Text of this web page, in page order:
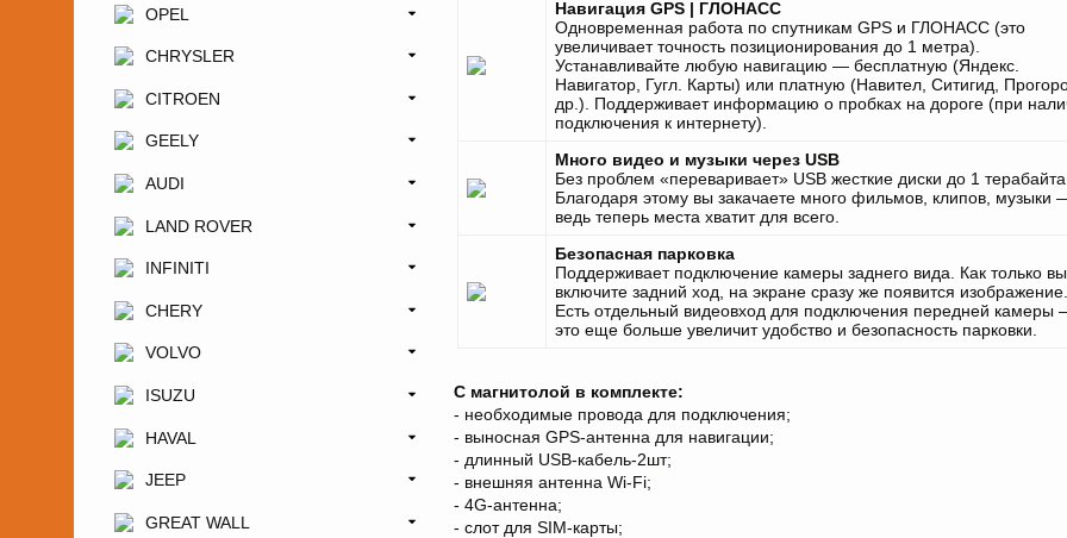
Навигация GPS | ГЛОНАСС
Одновременная работа по спутникам GPS и ГЛОНАСС (это
увеличивает точность позиционирования до 1 метра).
Устанавливайте любую навигацию — бесплатную (Яндекс.
Навигатор, Гугл. Карты) или платную (Навител, Ситигид,
др.). Поддерживает информацию о пробках на дороге (при
подключения к интернету).
Много видео и музыки через USB
Без проблем «переваривает» USB жесткие диски до 1
Благодаря этому вы закачаете много фильмов, клипов, музыки
ведь теперь места хватит для всего.
Безопасная парковка
Поддерживает подключение камеры заднего вида. Как только вы
включите задний ход, на экране сразу же появится изображение.
Есть отдельный видеовход для подключения передней камеры
это еще больше увеличит удобство и безопасность парковки.
С магнитолой в комплекте:
- необходимые провода для подключения;
- выносная GPS-антенна для навигации;
- длинный USB-кабель-2шт;
- внешняя антенна Wi-Fi;
- 4G-антенна;
- слот для SIM-карты;
OPEL
CHRYSLER
CITROEN
GEELY
AUDI
LAND ROVER
INFINITI
CHERY
VOLVO
ISUZU
HAVAL
JEEP
GREAT WALL